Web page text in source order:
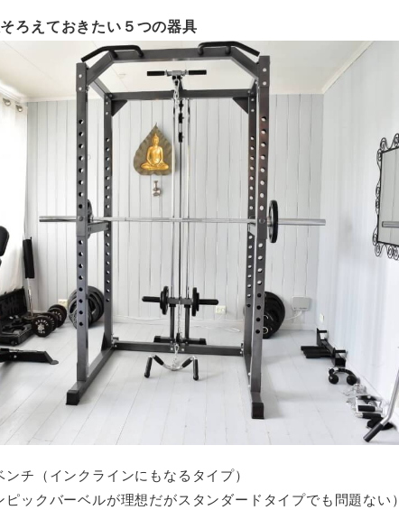
ろえておきたい５つの器具
チ（インクラインにもなるタイプ）
ックバーベルが理想だがスタンダードタイプでも問題ない）